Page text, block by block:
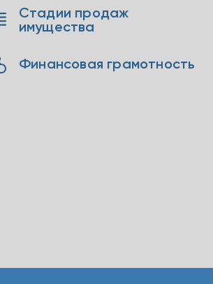
Стадии продаж
имущества
Финансовая грамотность